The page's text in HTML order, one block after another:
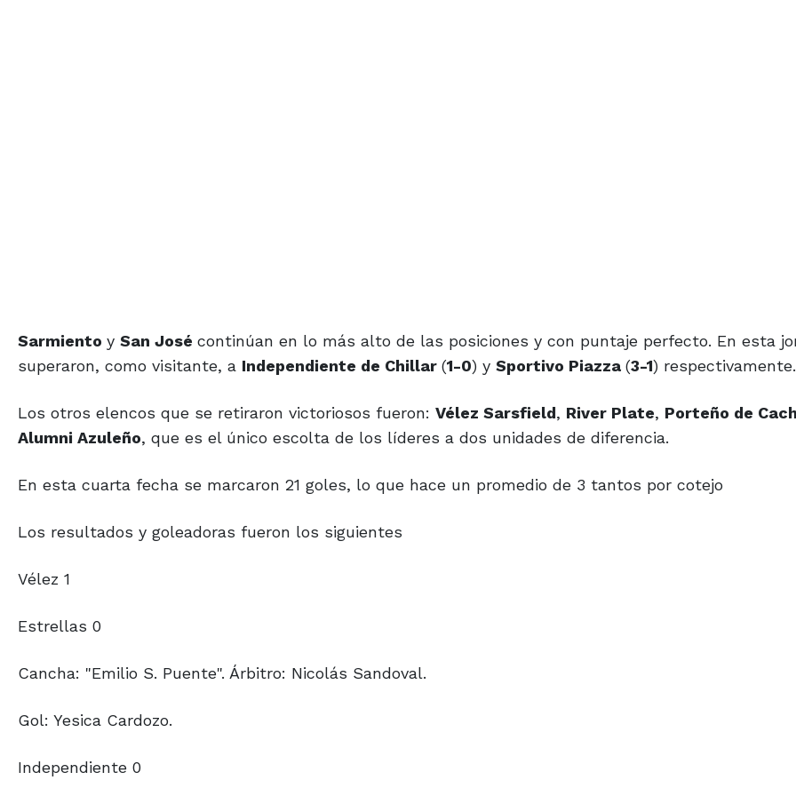
superaron, como visitante, aIndependiente de Chillar( 1-0) ySportivo Piazza(3-1) respectivamente.
Alumni Azuleño, que es el único escolta de los líderes a dos unidades de diferencia.